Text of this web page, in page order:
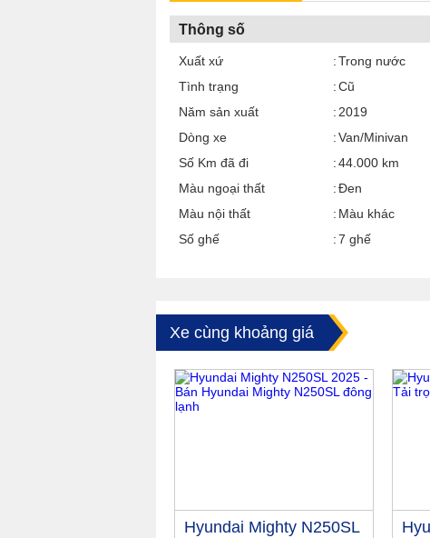
Thông số
Xuất xứ
Trong nước
Tình trạng
Cũ
Năm sản xuất
2019
Dòng xe
Van/Minivan
Số Km đã đi
44.000 km
Màu ngoại thất
Đen
Màu nội thất
Màu khác
Số ghế
7 ghế
Xe cùng khoảng giá
Hyundai Mighty N250SL